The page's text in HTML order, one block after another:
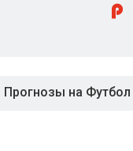
Прогнозы на Футбол